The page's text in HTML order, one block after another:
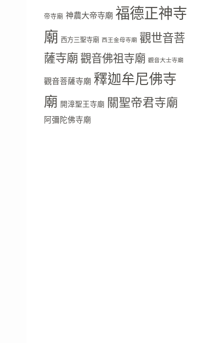
帝寺廟 神農大帝寺廟 福德正神寺
廟 西方三聖寺廟 西王金母寺廟 觀世音菩
薩寺廟觀音佛祖寺廟 觀音大士寺廟
觀音菩薩寺廟 釋迦牟尼佛寺
廟 開漳聖王寺廟 關聖帝君寺廟
阿彌陀佛寺廟